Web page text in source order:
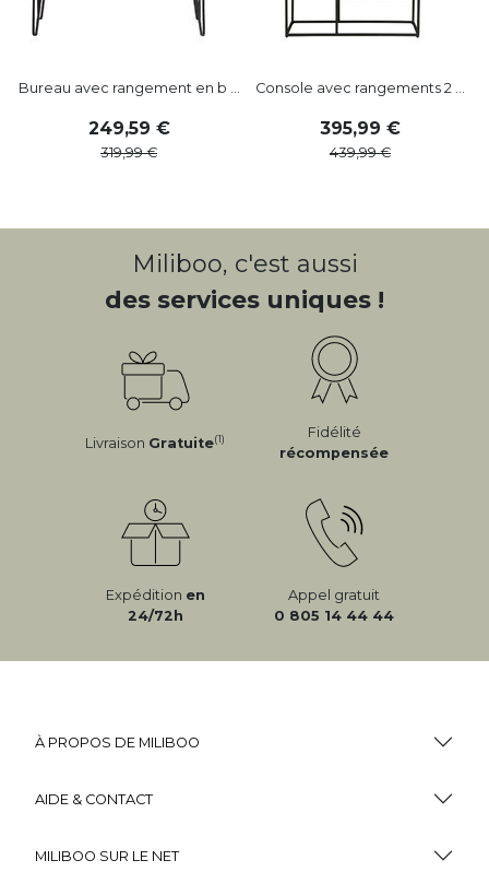
Bureau avec rangement en b ...
249,59
319,99
Console avec rangements 2 ...
395,99
439,99
Miliboo, c'est aussi
des services uniques !
Livraison Gratuite(1)
Fidélité
récompensée
Expédition en
24/72h
Appel gratuit
0 805 14 44 44
À PROPOS DE MILIBOO
AIDE & CONTACT
MILIBOO SUR LE NET